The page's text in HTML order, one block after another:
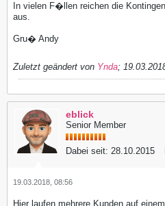
In vielen F�llen reichen die
aus.
Gru� Andy
Zuletzt geändert von Ynda;
eblick
Senior Member
Dabei seit: 28.10.2015
19.03.2018, 08:56
Hier laufen mehrere Kunden auf